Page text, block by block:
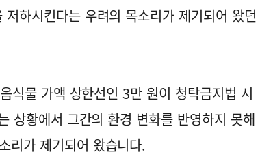
하시킨다는 우려의 목소리가 제기되어 왔던
식물 가액 상한선인 3만 원이 청탁금지법 시
상황에서 그간의 환경 변화를 반영하지 못해
리가 제기되어 왔습니다.